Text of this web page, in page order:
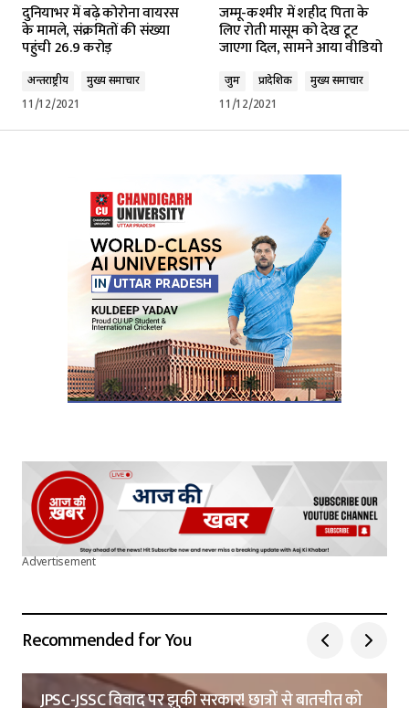
दुनियाभर में बढ़े कोरोना वायरस
के मामले, संक्रमितों की संख्या
पहुंची 26.9 करोड़
अन्तर्राष्ट्रीय
मुख्य समाचार
11/12/2021
जम्मू-कश्मीर में शहीद पिता के
लिए रोती मासूम को देख टूट
जाएगा दिल, सामने आया वीडियो
जुर्म प्रादेशिक
मुख्य समाचार
11/12/2021
Advertisement
Recommended for You
JPSC-JSSC विवाद पर झुकी सरकार! छात्रों से बातचीत को